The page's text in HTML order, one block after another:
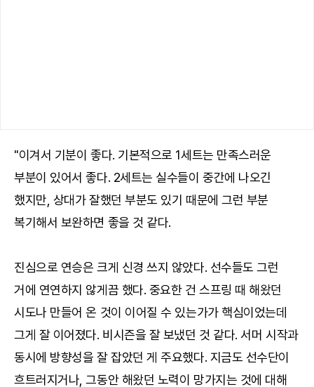
"이겨서 기분이 좋다. 기본적으로 1세트는 만족스러운
부분이 있어서 좋다. 2세트는 실수들이 중간에 나오긴
했지만, 상대가 잘했던 부분도 있기 때문에 그런 부분
복기해서 보완하면 좋을 것 같다.
진심으로 연승은 크게 신경 쓰지 않았다. 선수들도 그런
거에 연연하지 않게끔 했다. 중요한 건 스프링 때 해왔던
시도나 만들어 온 것이 이어질 수 있는가가 핵심이었는데
그게 잘 이어졌다. 비시즌을 잘 보냈던 것 같다. 서머 시작과
동시에 방향성을 잘 잡았던 게 주요했다. 지금도 선수단이
흐트러지거나, 그동안 해왔던 노력이 망가지는 것에 대해